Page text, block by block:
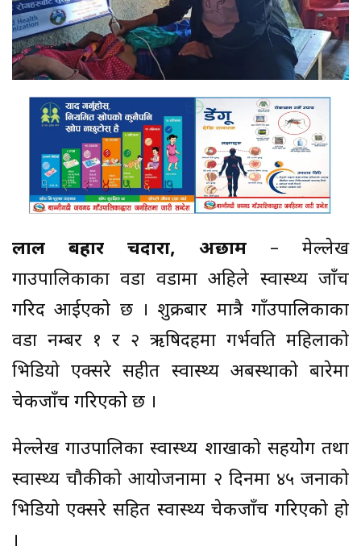
लाल बहादुर चदारा, अछाम – मेल्लेख
गाउपालिकाका वडा वडामा अहिले स्वास्थ्य जाँच
गरिदैँ आईएको छ । शुक्रबार मात्रै गाँउपालिकाका
वडा नम्बर १ र २ ऋषिदहमा गर्भवति महिलाको
भिडियो एक्सरे सहीत स्वास्थ्य अबस्थाको बारेमा
चेकजाँच गरिएको छ ।
मेल्लेख गाउपालिका स्वास्थ्य शाखाको सहयोेग तथा
स्वास्थ्य चौकीको आयोजनामा २ दिनमा ४५ जनाको
भिडियो एक्सरे सहित स्वास्थ्य चेकजाँच गरिएको हो
।